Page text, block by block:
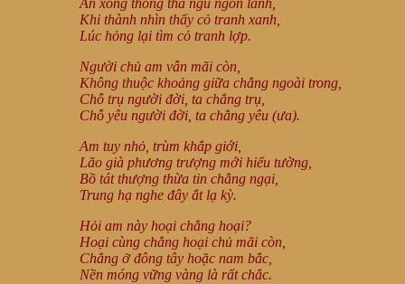
Ăn xong thong thả ngủ ngon lành,
Khi thành nhìn thấy cỏ tranh xanh,
Lúc hỏng lại tìm cỏ tranh lợp.
Người chủ am vẫn mãi còn,
Không thuộc khoảng giữa chẳng ngoài trong,
Chỗ trụ người đời, ta chẳng trụ,
Chỗ yêu người đời, ta chẳng yêu (ưa).
Am tuy nhỏ, trùm khắp giới,
Lão già phương trượng mới hiểu tường,
Bồ tát thượng thừa tin chẳng ngại,
Trung hạ nghe đây ắt lạ kỳ.
Hỏi am này hoại chẳng hoại?
Hoại cùng chẳng hoại chủ mãi còn,
Chẳng ở đông tây hoặc nam bắc,
Nền móng vững vàng là rất chắc.